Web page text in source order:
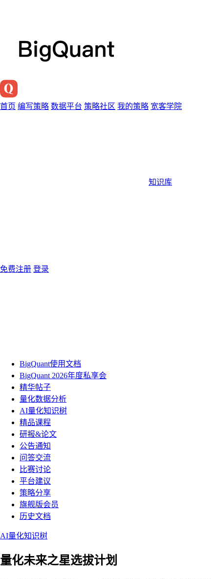
首页 编写策略 数据平台 策略社区 我的策略 宽客学院
知识库
免费注册 登录
BigQuant使用文档
BigQuant 2026年度私享会
精华帖子
量化数据分析
AI量化知识树
精品课程
研报&论文
公告通知
问答交流
比赛讨论
平台建议
策略分享
旗舰版会员
历史文档
AI量化知识树
量化未来之星选拔计划